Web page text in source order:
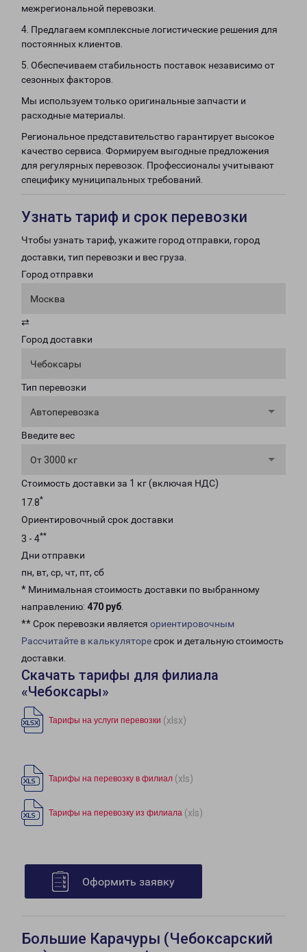
межрегиональной перевозки.
4. Предлагаем комплексные логистические решения для
постоянных клиентов.
5. Обеспечиваем стабильность поставок независимо от
сезонных факторов.
Мы используем только оригинальные запчасти и
расходные материалы.
Региональное представительство гарантирует высокое
качество сервиса. Формируем выгодные предложения
для регулярных перевозок. Профессионалы учитывают
специфику муниципальных требований.
Узнать тариф и срок перевозки
Чтобы узнать тариф, укажите город отправки, город
доставки, тип перевозки и вес груза.
Город отправки
Москва
⇄
Город доставки
Чебоксары
Тип перевозки
Автоперевозка
Введите вес
От 3000 кг
Стоимость доставки за 1 кг (включая НДС)
17.8*
Ориентировочный срок доставки
3 - 4**
Дни отправки
пн, вт, ср, чт, пт, сб
* Минимальная стоимость доставки по выбранному
направлению: 470 руб.
** Срок перевозки является ориентировочным
Рассчитайте в калькуляторесрок и детальную стоимость
доставки.
Скачать тарифы для филиала
«Чебоксары»
Тарифы на услуги перевозки (xlsx)
Тарифы на перевозку в филиал (xls)
Тарифы на перевозку из филиала (xls)
Оформить заявку
Большие Карачуры (Чебоксарский